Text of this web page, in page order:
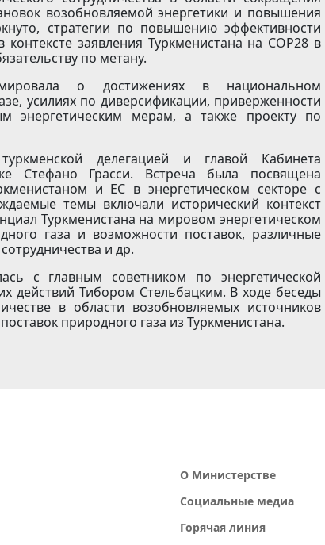
возобновляемой энергетики и повышения
стратегии по повышению эффективности
заявления Туркменистана на COP28 в
по метану.
о достижениях в национальном
усилиях по диверсификации, приверженности
энергетическим мерам, а также проекту по
делегацией и главой Кабинета
Стефано Грасси. Встреча была посвящена
и ЕС в энергетическом секторе с
темы включали исторический контекст
Туркменистана на мировом энергетическом
газа и возможности поставок, различные
и др.
с главным советником по энергетической
действий Тибором Стельбацким. В ходе беседы
в области возобновляемых источников
природного газа из Туркменистана.
О Министерстве
Социальные медиа
Горячая линия